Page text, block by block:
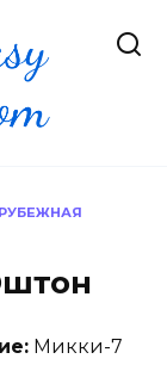
Микки-7